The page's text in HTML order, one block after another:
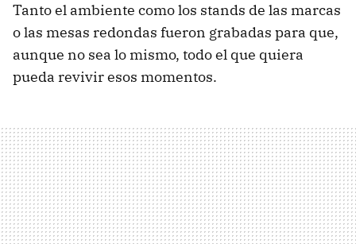
Tanto el ambiente como los stands de las marcas
o las mesas redondas fueron grabadas para que,
aunque no sea lo mismo, todo el que quiera
pueda revivir esos momentos.